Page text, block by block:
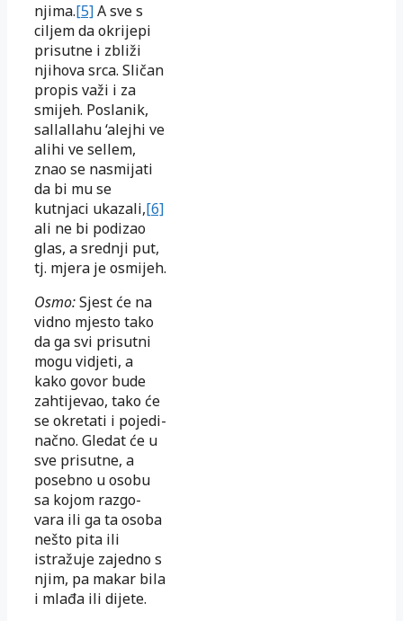
njima.[5]A sve s
ciljem da okrijepi
prisutne i zbliži
njihova srca. Sličan
propis važi i za
smijeh. Poslanik,
sallallahu ‘alejhi ve
alihi ve sellem,
znao se nasmijati
da bi mu se
kutnjaci ukazali,[6]
ali ne bi podizao
glas, a srednji put,
tj. mjera je osmijeh.
Osmo:Sjest će na
vidno mjesto tako
da ga svi prisutni
mogu vidjeti, a
kako govor bude
zahtijevao, tako će
se okretati i pojedi-
načno. Gledat će u
sve prisutne, a
posebno u osobu
sa kojom razgo-
vara ili ga ta osoba
nešto pita ili
istražuje zajedno s
njim, pa makar bila
i mlađa ili dijete.